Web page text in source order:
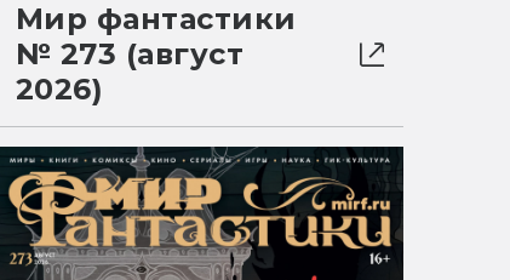
Мир фантастики
№ 273 (август
2026)